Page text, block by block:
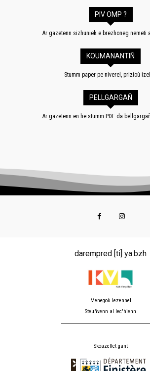
PIV OMP ?
Ar gazetenn sizhuniek e brezhoneg nemeti
KOUMANANTIÑ
Stumm paper pe niverel, prizioù
PELLGARGAÑ
Ar gazetenn en he stumm PDF da
darempred [ti] ya.bzh
Menegoù lezennel
Steuñvenn al lec'hienn
Skoazellet gant